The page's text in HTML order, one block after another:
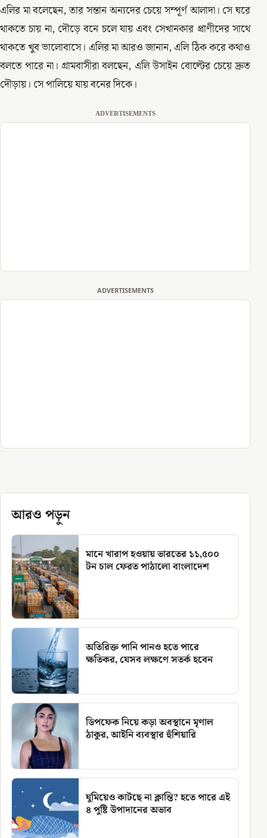
এলির মা বলেছেন, তার সন্তান অন্যদের চেয়ে সম্পূর্ণ আলাদা। সে ঘরে
থাকতে চায় না, দৌড়ে বনে চলে যায় এবং সেখানকার প্রাণীদের সাথে
থাকতে খুব ভালোবাসে। এলির মা আরও জানান, এলি ঠিক করে কথাও
বলতে পারে না। গ্রামবাসীরা বলছেন, এলি উসাইন বোল্টের চেয়ে দ্রুত
দৌড়ায়। সে পালিয়ে যায় বনের দিকে।
ADVERTISEMENTS
ADVERTISEMENTS
আরও পড়ুন
মানে খারাপ হওয়ায় ভারতের ১১,৫০০
টন চাল ফেরত পাঠালো বাংলাদেশ
অতিরিক্ত পানি পানও হতে পারে
ক্ষতিকর, যেসব লক্ষণে সতর্ক হবেন
ডিপফেক নিয়ে কড়া অবস্থানে মৃণাল
ঠাকুর, আইনি ব্যবস্থার হুঁশিয়ারি
ঘুমিয়েও কাটছে না ক্লান্তি? হতে পারে এই
৪ পুষ্টি উপাদানের অভাব